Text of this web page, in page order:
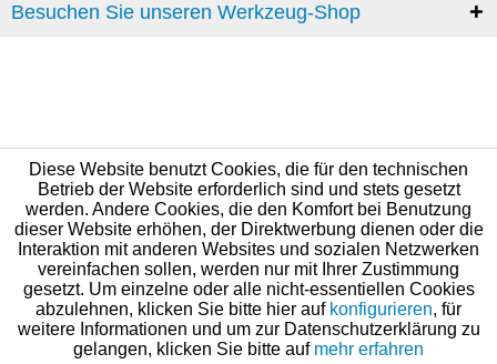
Besuchen Sie unseren Werkzeug-Shop
Diese Website benutzt Cookies, die für den technischen
Betrieb der Website erforderlich sind und stets gesetzt
werden. Andere Cookies, die den Komfort bei Benutzung
dieser Website erhöhen, der Direktwerbung dienen oder die
Interaktion mit anderen Websites und sozialen Netzwerken
vereinfachen sollen, werden nur mit Ihrer Zustimmung
gesetzt. Um einzelne oder alle nicht-essentiellen Cookies
abzulehnen, klicken Sie bitte hier auf konfigurieren, für
weitere Informationen und um zur Datenschutzerklärung zu
gelangen, klicken Sie bitte auf mehr erfahren